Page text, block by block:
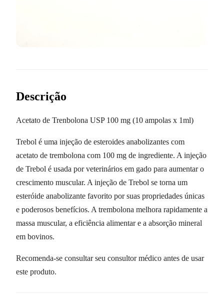
Descrição
Acetato de Trenbolona USP 100 mg (10 ampolas x 1ml)
Trebol é uma injeção de esteroides anabolizantes com
acetato de trembolona com 100 mg de ingrediente. A injeção
de Trebol é usada por veterinários em gado para aumentar o
crescimento muscular. A injeção de Trebol se torna um
esteróide anabolizante favorito por suas propriedades únicas
e poderosos benefícios. A trembolona melhora rapidamente a
massa muscular, a eficiência alimentar e a absorção mineral
em bovinos.
Recomenda-se consultar seu consultor médico antes de usar
este produto.